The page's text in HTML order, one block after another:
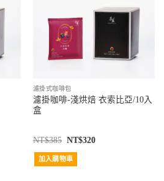
濾掛式咖啡包
濾掛咖啡-淺烘焙 衣索比亞/10入
盒
NT$385 NT$320
加入購物車